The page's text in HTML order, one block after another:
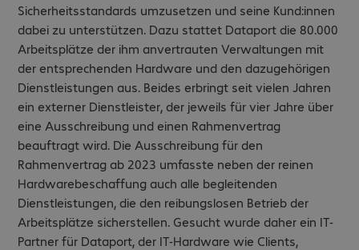
Sicherheitsstandards umzusetzen und seine Kund:innen
dabei zu unterstützen. Dazu stattet Dataport die 80.000
Arbeitsplätze der ihm anvertrauten Verwaltungen mit
der entsprechenden Hardware und den dazugehörigen
Dienstleistungen aus. Beides erbringt seit vielen Jahren
ein externer Dienstleister, der jeweils für vier Jahre über
eine Ausschreibung und einen Rahmenvertrag
beauftragt wird. Die Ausschreibung für den
Rahmenvertrag ab 2023 umfasste neben der reinen
Hardwarebeschaffung auch alle begleitenden
Dienstleistungen, die den reibungslosen Betrieb der
Arbeitsplätze sicherstellen. Gesucht wurde daher ein IT-
Partner für Dataport, der IT-Hardware wie Clients,